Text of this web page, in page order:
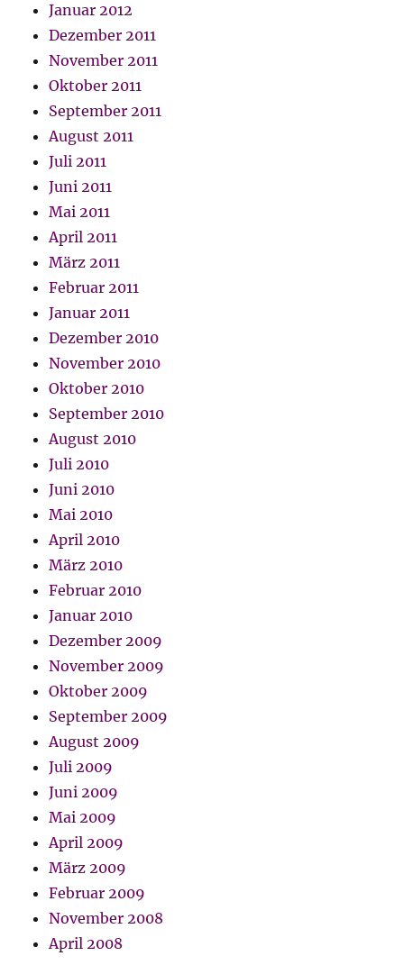
Januar 2012
Dezember 2011
November 2011
Oktober 2011
September 2011
August 2011
Juli 2011
Juni 2011
Mai 2011
April 2011
März 2011
Februar 2011
Januar 2011
Dezember 2010
November 2010
Oktober 2010
September 2010
August 2010
Juli 2010
Juni 2010
Mai 2010
April 2010
März 2010
Februar 2010
Januar 2010
Dezember 2009
November 2009
Oktober 2009
September 2009
August 2009
Juli 2009
Juni 2009
Mai 2009
April 2009
März 2009
Februar 2009
November 2008
April 2008